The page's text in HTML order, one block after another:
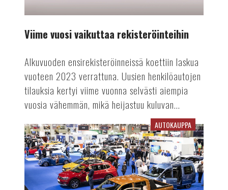
Viime vuosi vaikuttaa rekisteröinteihin
Alkuvuoden ensirekisteröinneissä koettiin laskua
vuoteen 2023 verrattuna. Uusien henkilöautojen
tilauksia kertyi viime vuonna selvästi aiempia
vuosia vähemmän, mikä heijastuu kuluvan...
Auto-
tapahtuma
tekee
paluun
AUTOKAUPPA